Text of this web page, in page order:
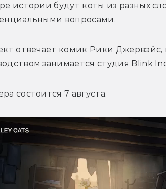
истории будут коты из разных
вопросами.
отвечает комик Рики Джервэйс,
занимается студия Blink
состоится 7 августа.